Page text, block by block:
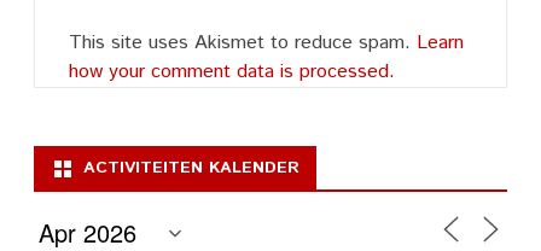
This site uses Akismet to reduce spam. Learn
how your comment data is processed.
ACTIVITEITEN KALENDER